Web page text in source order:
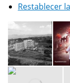
Restablecer